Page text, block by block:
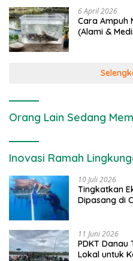
6 April 2026
Cara Ampuh
(Alami &
Orang Lain Sedang
Inovasi Ramah
10 Juli 2026
Tingkatkan
Dipasang di
11 Juni 2026
PDKT Danau
Lokal untuk